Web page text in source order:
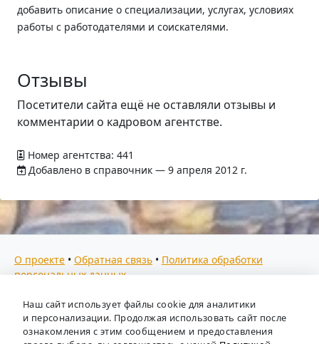
добавить описание о специализации, услугах, условиях
работы с работодателями и соискателями.
Отзывы
Посетители сайта ещё не оставляли отзывы и
комментарии о кадровом агентстве.
Номер агентства: 441
Добавлено в справочник — 9 апреля 2012 г.
О проекте • Обратная связь • Политика обработки
персональных данных
Мы собираем отзывы, составляем рейтинги и
предоставляем всю информацию о кадровых агентствах
России. Также анализируем ключевые тенденции рынка
Наш сайт использует файлы cookie для аналитики
и персонализации. Продолжая использовать сайт после
ознакомления с этим сообщением и предоставления